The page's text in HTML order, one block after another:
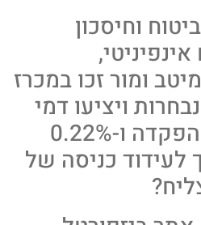
וחיסכון
ומור זכו במכרז
ויציעו דמי
ניהול של 1% מההפקדה ו-0.22%
כניסה של